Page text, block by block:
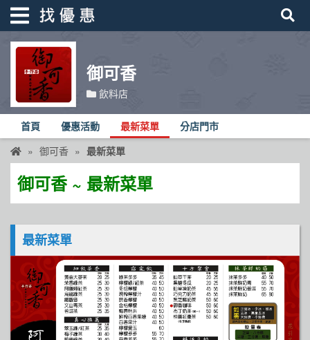
御可香
飲料店
首頁 優惠活動 最新菜單 分店門市
御可香 最新菜單
御可香 ~ 最新菜單
最新菜單
找優惠
首頁
優惠活動
折價卷
線上DM
品牌總覽